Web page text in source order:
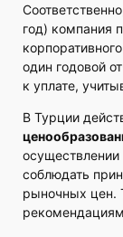
год) компания
один годовой
к уплате,
В Турции
осуществлении
соблюдать
рыночных цен.